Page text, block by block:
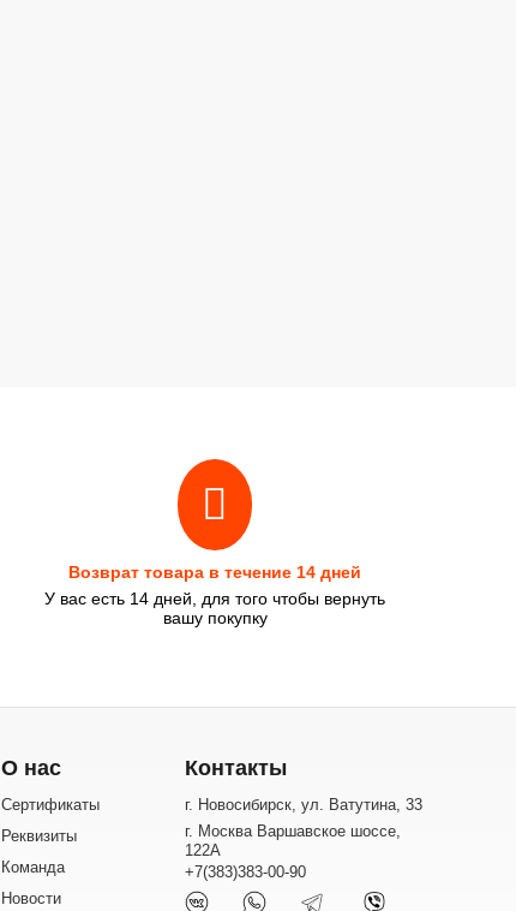
Возврат товара в течение 14 дней
У вас есть 14 дней, для того чтобы вернуть
вашу покупку
О нас
Сертификаты
Реквизиты
Команда
Новости
Контакты
г. Новосибирск, ул. Ватутина, 33
г. Москва Варшавское шоссе,
122А
+7(383)383-00-90